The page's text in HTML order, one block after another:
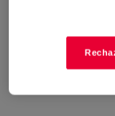
silicone
form. It has
ranges of 65-
miscible with